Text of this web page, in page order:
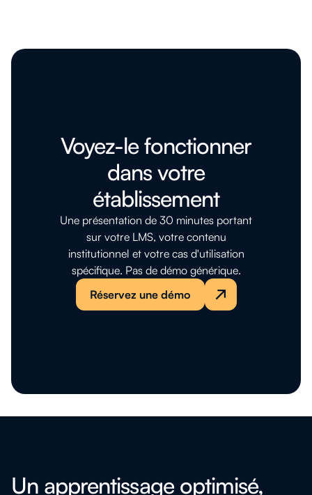
Voyez-le fonctionner
dans votre
établissement
Une présentation de 30 minutes portant
sur votre LMS, votre contenu
institutionnel et votre cas d'utilisation
spécifique. Pas de démo générique.
Réservez une démo
Un apprentissage optimisé,